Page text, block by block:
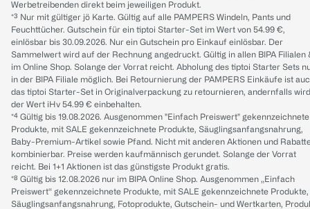
Werbetreibenden direkt beim jeweiligen Produkt.
*³ Nur mit gültiger jö Karte. Gültig auf alle PAMPERS Windeln, Pants und
Feuchttücher. Gutschein für ein tiptoi Starter-Set im Wert von 54.99 €,
einlösbar bis 30.09.2026. Nur ein Gutschein pro Einkauf einlösbar. Der
Sammelwert wird auf der Rechnung angedruckt. Gültig in allen BIPA Filialen
im Online Shop. Solange der Vorrat reicht. Abholung des tiptoi Starter Sets
in der BIPA Filiale möglich. Bei Retournierung der PAMPERS Einkäufe ist
das tiptoi Starter-Set in Originalverpackung zu retournieren, andernfalls wird
der Wert iHv 54.99 € einbehalten.
*⁴ Gültig bis 19.08.2026. Ausgenommen "Einfach Preiswert" gekennzeichnete
Produkte, mit SALE gekennzeichnete Produkte, Säuglingsanfangsnahrung,
Baby-Premium-Artikel sowie Pfand. Nicht mit anderen Aktionen und
kombinierbar. Preise werden kaufmännisch gerundet. Solange der Vorrat
reicht. Bei 1+1 Aktionen ist das günstigste Produkt gratis.
*⁸ Gültig bis 12.08.2026 nur im BIPA Online Shop. Ausgenommen „Einfach
Preiswert“ gekennzeichnete Produkte, mit SALE gekennzeichnete Produkte,
Säuglingsanfangsnahrung, Fotoprodukte, Gutschein- und Wertkarten,